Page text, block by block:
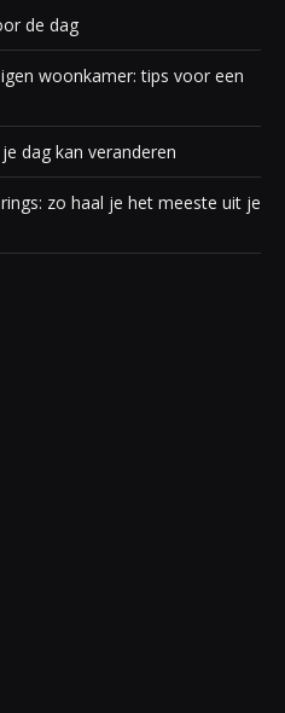
de dag
woonkamer: tips voor een
dag kan veranderen
zo haal je het meeste uit je